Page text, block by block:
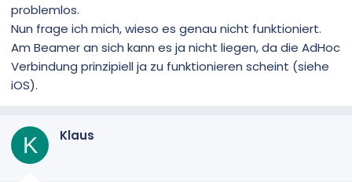
problemlos.
Nun frage ich mich, wieso es genau nicht funktioniert.
Am Beamer an sich kann es ja nicht liegen, da die AdHoc
Verbindung prinzipiell ja zu funktionieren scheint (siehe
iOS).
K Klaus